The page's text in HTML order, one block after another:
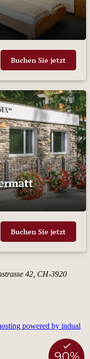
Buchen Sie jetzt
Buchen Sie jetzt
42, CH-3920
powered by indual